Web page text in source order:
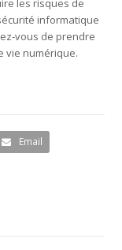
les risques de
informatique
vous de prendre
vie numérique.
Email